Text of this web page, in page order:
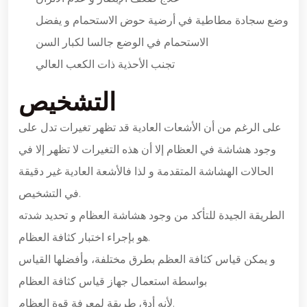
وضع سجادة مطاطية في أرضية حوض الاستحمام و يفضل
الاستحمام في الوضع جالسا لكبار السن
تجنب الأحذية ذات الكعب العالي
التشخيص
على الرغم من أن الأشعات العادية قد تظهر تغيرات تدل على
وجود هشاشة في العظام إلا أن هذه التغيرات لا تظهر إلا في
الحالات الهشاشة المتقدمة و لذا فالأشعة العادية غير دقيقة
في التشخيص.
الطريقة الجيدة للتأكد من وجود هشاشة العظام و تحديد شدته
هو بإجراء اختبار كثافة العظام.
و يمكن قياس كثافة العظم بطرق مختلفة، وأفضلها القياس
بواسطة استعمال جهاز قياس كثافة العظام
لأنه أدق طريقة لمعرفة قوة العظام.